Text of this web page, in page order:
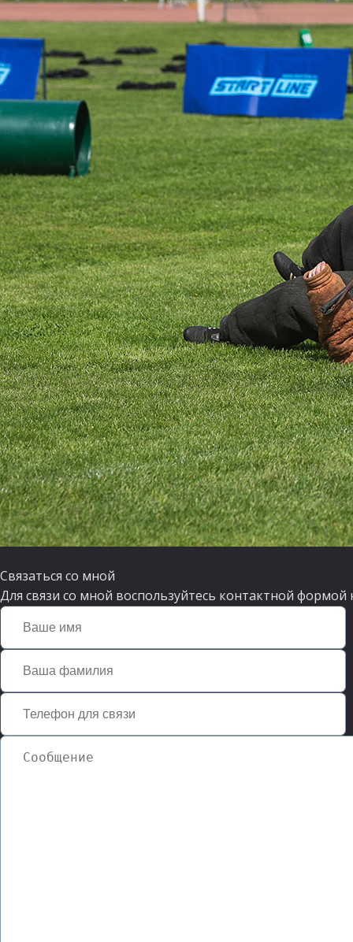
Связаться со мной
Для связи со мной воспользуйтесь контактной формой